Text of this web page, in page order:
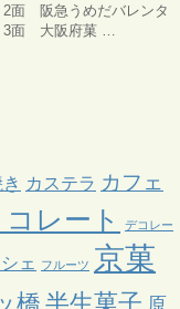
2面 阪急うめだバレンタ
3面 大阪府菓 …
カステラ カフェ
レート デコレー
ェ フルーツ 京菓
橋半生菓子 原